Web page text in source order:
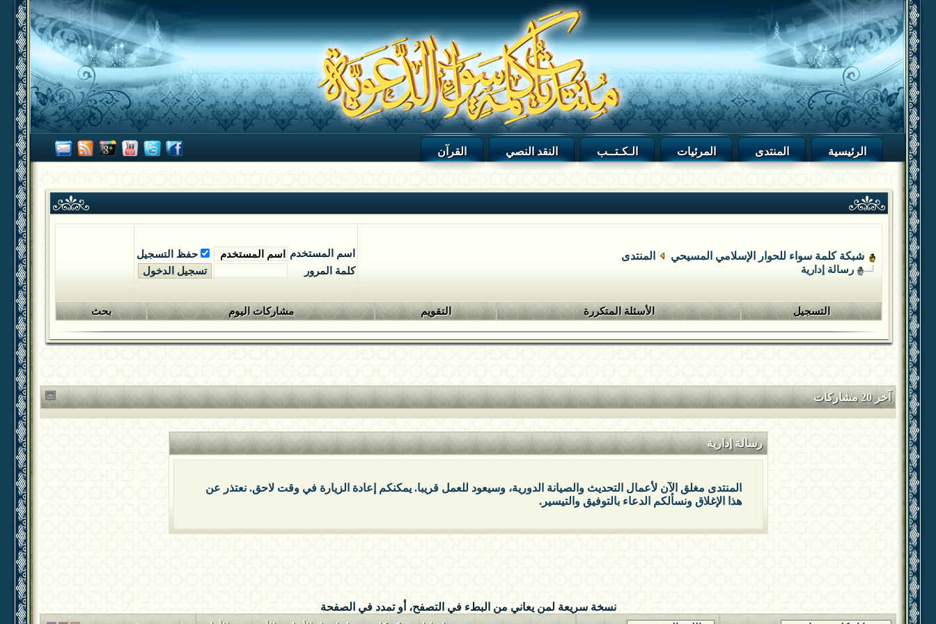
القرآن النقد النصي الـكـتــب المرئيات المنتدى الرئيسية
شبكة كلمة سواء للحوار الإسلامي المسيحي المنتدى
رسالة إدارية
اسم المستخدم
حفظ التسجيل
كلمة المرور
التسجيل الأسئلة المتكررة التقويم مشاركات اليوم بحث
آخر 20 مشاركات
رسالة إدارية
المنتدى مغلق الآن لأعمال التحديث والصيانة الدورية، وسيعود للعمل قريبا. يمكنكم إعادة الزيارة في وقت لاحق. نعتذر عن
هذا الإغلاق ونسألكم الدعاء بالتوفيق والتيسير.
نسخة سريعة لمن يعاني من البطء في التصفح، أو تمدد في الصفحة